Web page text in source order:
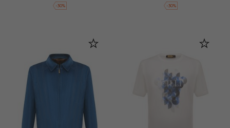
-30% -30%